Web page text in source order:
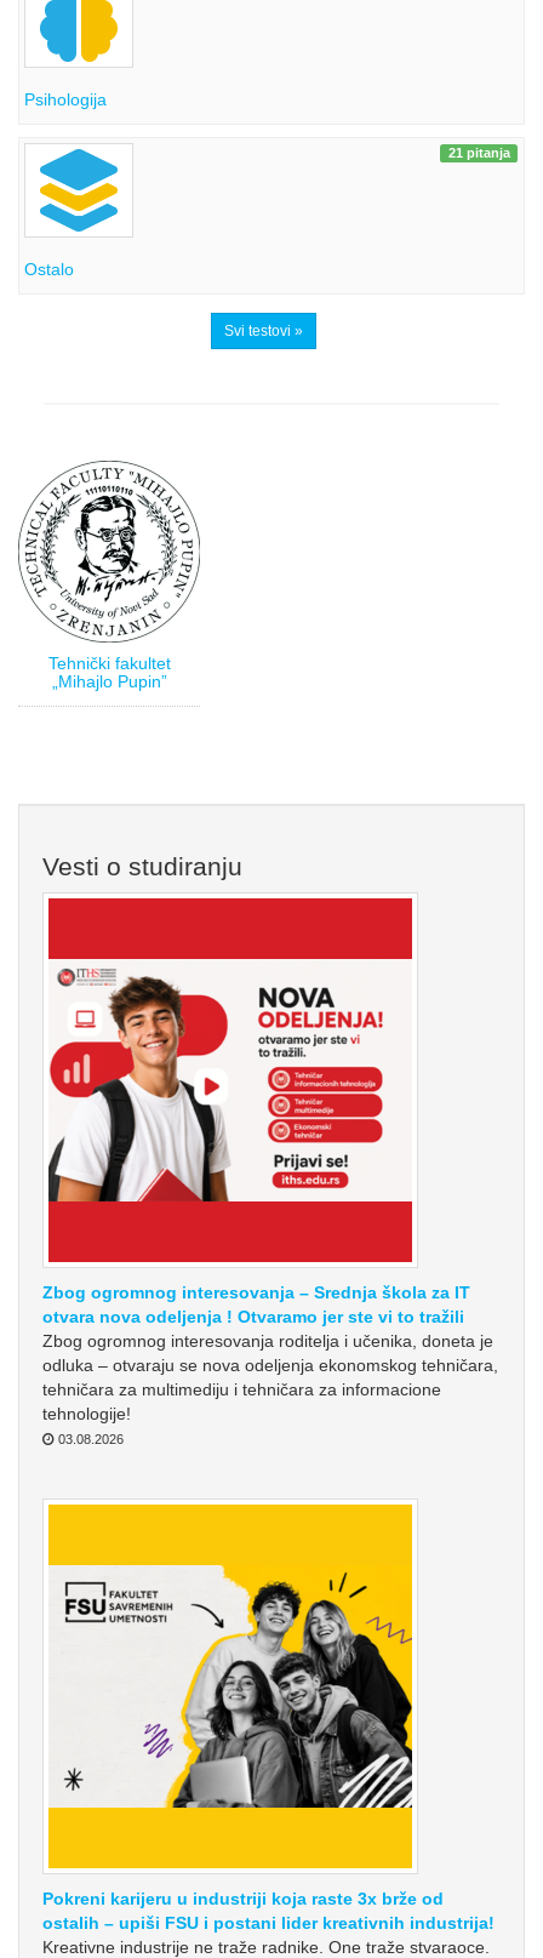
Psihologija
21 pitanja
Ostalo
Svi testovi »
Tehnički fakultet
„Mihajlo Pupin”
Vesti o studiranju
Zbog ogromnog interesovanja – Srednja škola za IT
otvara nova odeljenja ! Otvaramo jer ste vi to tražili
Zbog ogromnog interesovanja roditelja i učenika, doneta je
odluka – otvaraju se nova odeljenja ekonomskog tehničara,
tehničara za multimediju i tehničara za informacione
tehnologije!
03.08.2026
Pokreni karijeru u industriji koja raste 3x brže od
ostalih – upiši FSU i postani lider kreativnih industrija!
Kreativne industrije ne traže radnike. One traže stvaraoce.